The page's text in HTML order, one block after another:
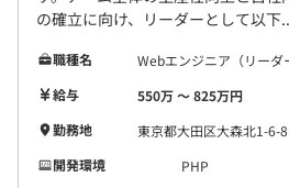
の確立に向け、リーダーとして以下
職種名
Webエンジニア（リーダ
給与
550万 〜 825万円
勤務地
東京都大田区大森北1-6-8
開発環境
PHP